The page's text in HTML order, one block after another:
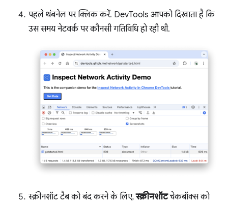
पहले थंबनेल पर क्लिक करें. DevTools आपको दिखाता है कि
उस समय नेटवर्क पर कौनसी गतिविधि हो रही थी.
स्क्रीनशॉट टैब को बंद करने के लिए,स्क्रीनशॉटचेकबॉक्स को